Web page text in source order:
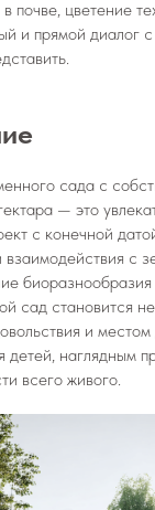
почве, цветение
и прямой диалог
сада с
— это
с конечной
с
сад становится
и
детей, наглядным
всего живого.